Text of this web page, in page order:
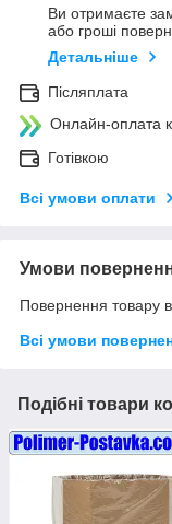
Ви отримаєте
або гроші
Детальніше
Післяплата
Онлайн-оплата
Готівкою
Всі умови оплати
Умови
Повернення товару
Всі умови
Подібні товари